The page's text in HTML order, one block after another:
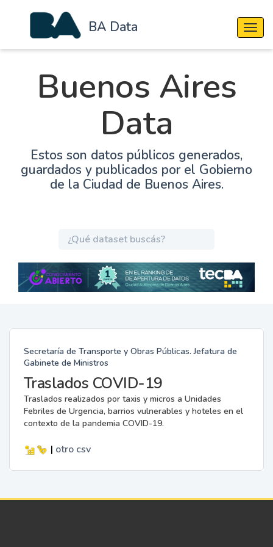
BA Data
Buenos Aires
Data
Estos son datos públicos generados,
guardados y publicados por el Gobierno
de la Ciudad de Buenos Aires.
Secretaría de Transporte y Obras Públicas. Jefatura de
Gabinete de Ministros
Traslados COVID-19
Traslados realizados por taxis y micros a Unidades
Febriles de Urgencia, barrios vulnerables y hoteles en el
contexto de la pandemia COVID-19.
| otro csv